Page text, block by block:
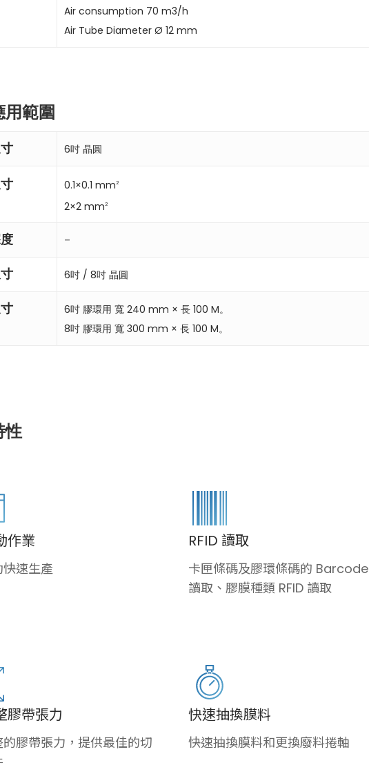
Air consumption 70 m3/h
Air Tube Diameter Ø 12 mm
用範圍
6吋 晶圓
0.1×0.1 mm2
2×2 mm2
–
6吋 / 8吋 晶圓
6吋 膠環用 寬 240 mm × 長 100 M。
8吋 膠環用 寬 300 mm × 長 100 M。
性
作業
快速生產
RFID 讀取
卡匣條碼及膠環條碼的 Barcode
讀取、膠膜種類 RFID 讀取
膠帶張力
膠帶張力，提供最佳的切
快速抽換膜料
快速抽換膜料和更換廢料捲軸